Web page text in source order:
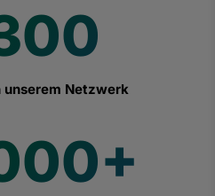
unserem Netzwerk